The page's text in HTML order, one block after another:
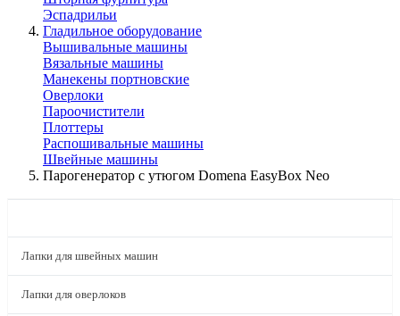
Эспадрильи
Гладильное оборудование
Вышивальные машины
Вязальные машины
Манекены портновские
Оверлоки
Пароочистители
Плоттеры
Распошивальные машины
Швейные машины
Парогенератор с утюгом Domena EasyBox Neo
Лапки для швейных машин
Лапки для оверлоков